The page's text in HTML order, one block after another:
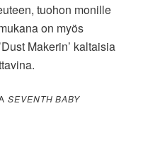
tuohon monille
on myös
Makerin’ kaltaisia
SEVENTH BABY